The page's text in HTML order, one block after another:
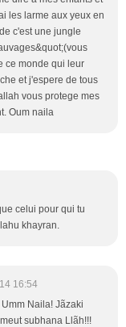
les larme aux yeux en
c'est une jungle
ce monde qui leur
et j'espere de tous
vous protege mes
Oum naila
celui pour qui tu
khayran.
16:54
subhana Llãh!!!